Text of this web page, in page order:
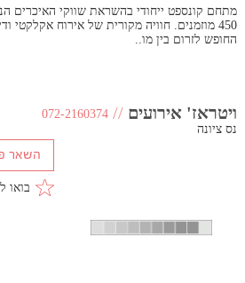
מתחם קונספט ייחודי בהשראת שווקי האיכרים
450 מוזמנים. חוויה מקורית של אירוח אקלקטי
החופש לזרום בין מו..
ויטראז' אירועים //
072-2160374
נס ציונה
בואו